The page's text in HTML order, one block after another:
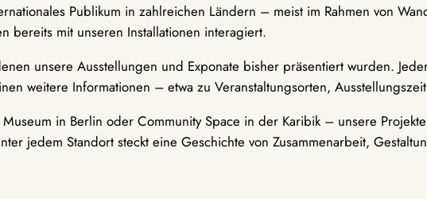
Publikum in zahlreichen Ländern – meist im Rahmen von
bereits mit unseren Installationen interagiert.
unsere Ausstellungen und Exponate bisher präsentiert wurden.
weitere Informationen – etwa zu Veranstaltungsorten,
in Berlin oder Community Space in der Karibik – unsere
jedem Standort steckt eine Geschichte von Zusammenarbeit,